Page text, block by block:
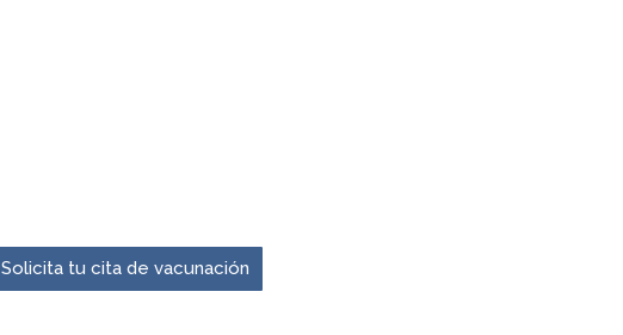
Solicita tu cita de vacunación